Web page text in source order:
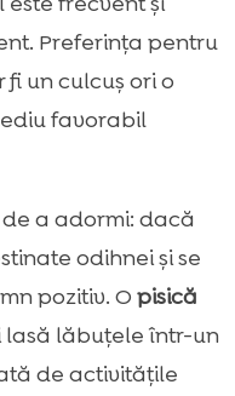
Preferința pentru
un culcuș ori o
favorabil
a adormi: dacă
odihnei și se
pozitiv. O pisică
lasă lăbuțele într-un
de activitățile